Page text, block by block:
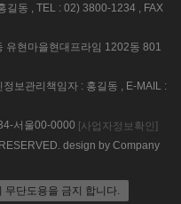
길동 , TEL : 02) 3800-1234 , FAX
유현마을현대프라임 1202동 801
보관리책임자 : 홍길동 , E-MAIL :
서울00-0000 [사업자정보확인]
design by Company
무단도용을 금지 합니다.